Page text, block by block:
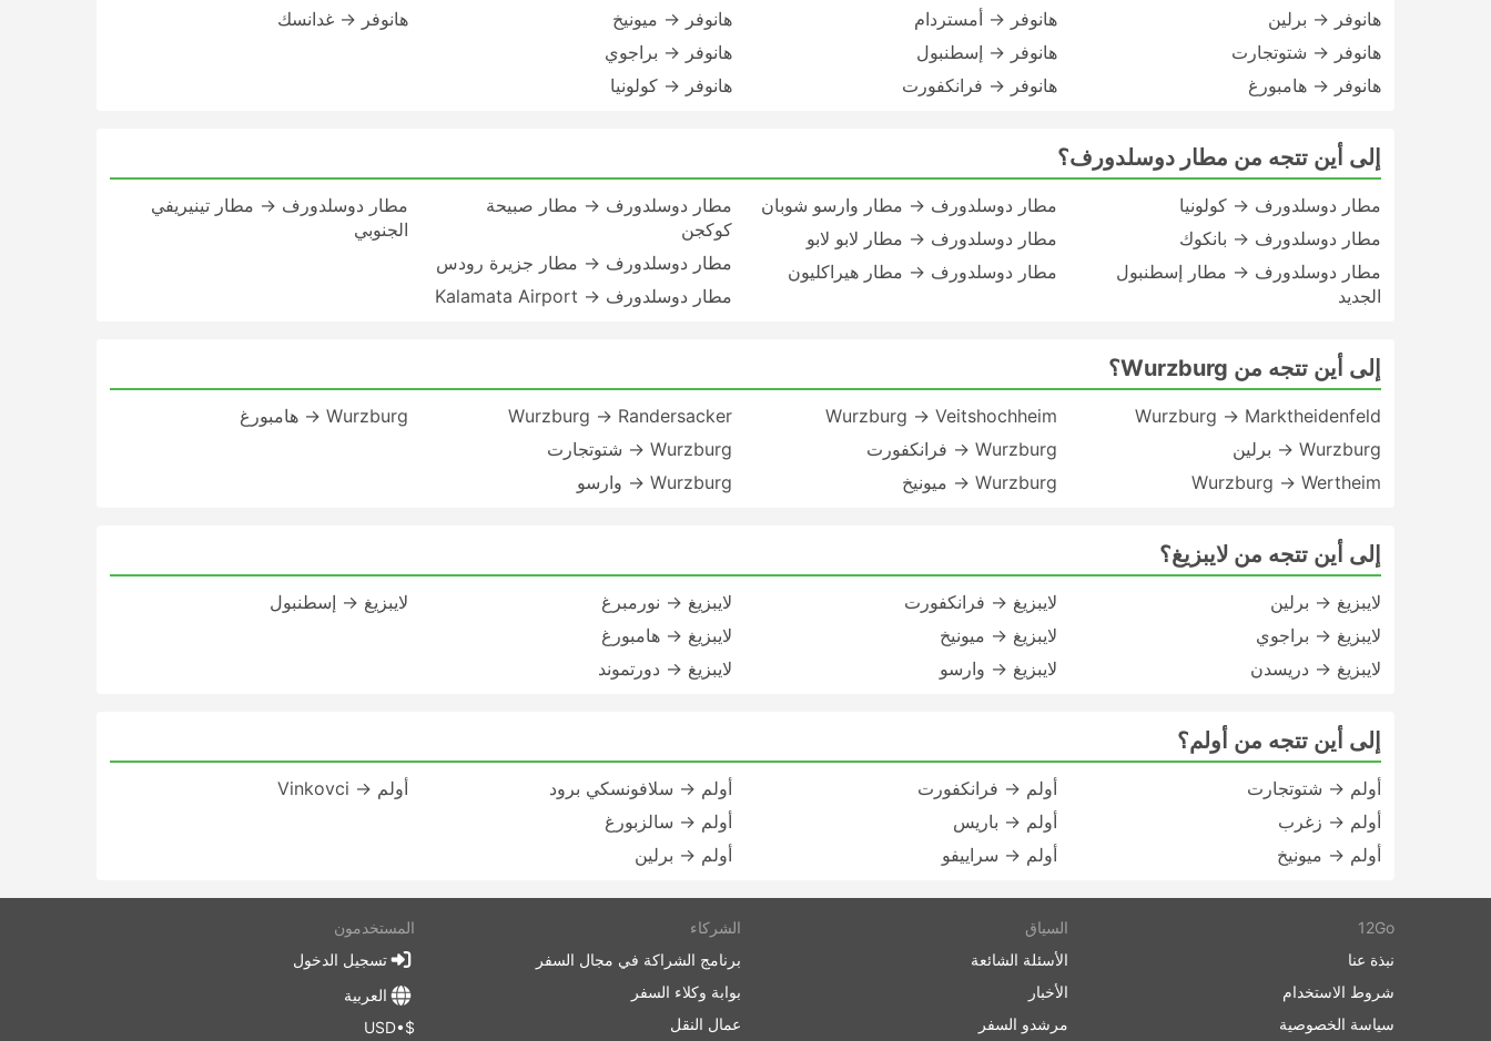
هانوفر → برلين
هانوفر → شتوتجارت
هانوفر → هامبورغ
هانوفر → أمستردام
هانوفر → إسطنبول
هانوفر → فرانكفورت
هانوفر → ميونيخ
هانوفر → براجوي
هانوفر → كولونيا
هانوفر → غدانسك
إلى أين تتجه من مطار دوسلدورف؟
مطار دوسلدورف → كولونيا
مطار دوسلدورف → بانكوك
مطار دوسلدورف → مطار إسطنبول
الجديد
مطار دوسلدورف → مطار وارسو شوبان
مطار دوسلدورف → مطار لابو لابو
مطار دوسلدورف → مطار هيراكليون
مطار دوسلدورف → مطار صبيحة
كوكجن
مطار دوسلدورف → مطار جزيرة رودس
مطار دوسلدورف → Kalamata Airport
مطار دوسلدورف → مطار تينيريفي
الجنوبي
إلى أين تتجه من Wurzburg؟
Wurzburg → Marktheidenfeld
Wurzburg → برلين
Wurzburg → Wertheim
Wurzburg → Veitshochheim
Wurzburg → فرانكفورت
Wurzburg → ميونيخ
Wurzburg → Randersacker
Wurzburg → شتوتجارت
Wurzburg → وارسو
Wurzburg → هامبورغ
إلى أين تتجه من لايبزيغ؟
لايبزيغ → برلين
لايبزيغ → براجوي
لايبزيغ → دريسدن
لايبزيغ → فرانكفورت
لايبزيغ → ميونيخ
لايبزيغ → وارسو
لايبزيغ → نورمبرغ
لايبزيغ → هامبورغ
لايبزيغ → دورتموند
لايبزيغ → إسطنبول
إلى أين تتجه من أولم؟
أولم → شتوتجارت
أولم → زغرب
أولم → ميونيخ
أولم → فرانكفورت
أولم → باريس
أولم → سراييفو
أولم → سلافونسكي برود
أولم → سالزبورغ
أولم → برلين
أولم → Vinkovci
12Go
نبذة عنا
شروط الاستخدام
سياسة الخصوصية
السياق
الأسئلة الشائعة
الأخبار
مرشدو السفر
الشركاء
برنامج الشراكة في مجال السفر
بوابة وكلاء السفر
عمال النقل
المستخدمون
تسجيل الدخول
العربية
$•USD